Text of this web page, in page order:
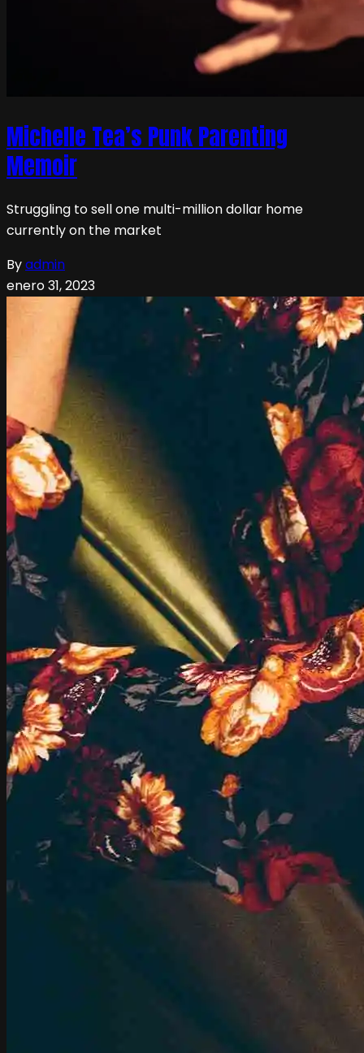
Michelle Tea’s Punk Parenting
Memoir
Struggling to sell one multi-million dollar home
currently on the market
Byadmin
enero 31, 2023